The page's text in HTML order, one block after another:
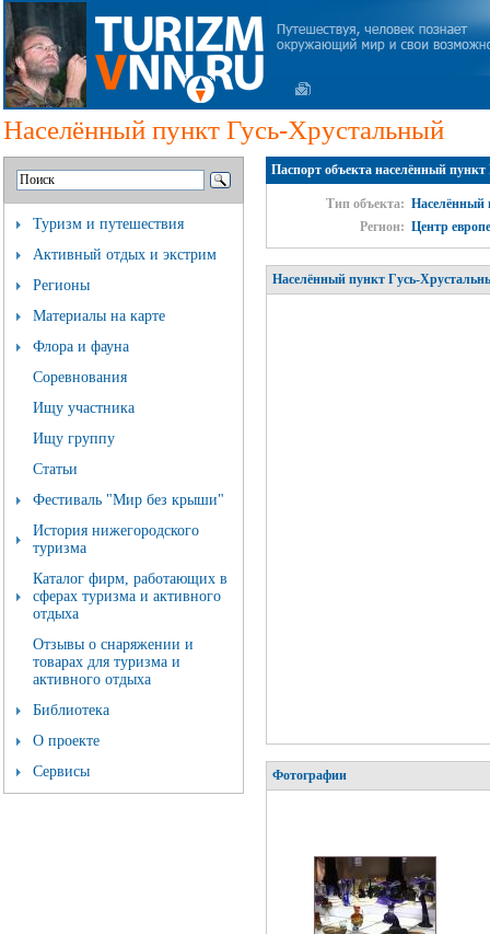
Населённый пункт Гусь-Хрустальный
Туризм и путешествия
Активный отдых и экстрим
Регионы
Материалы на карте
Флора и фауна
Соревнования
Ищу участника
Ищу группу
Статьи
Фестиваль "Мир без крыши"
История нижегородского
туризма
Каталог фирм, работающих в
сферах туризма и активного
отдыха
Отзывы о снаряжении и
товарах для туризма и
активного отдыха
Библиотека
О проекте
Сервисы
Паспорт объекта населённый
Тип объекта: Населённый
Регион: Центр
Населённый пункт Гусь-
Фотографии